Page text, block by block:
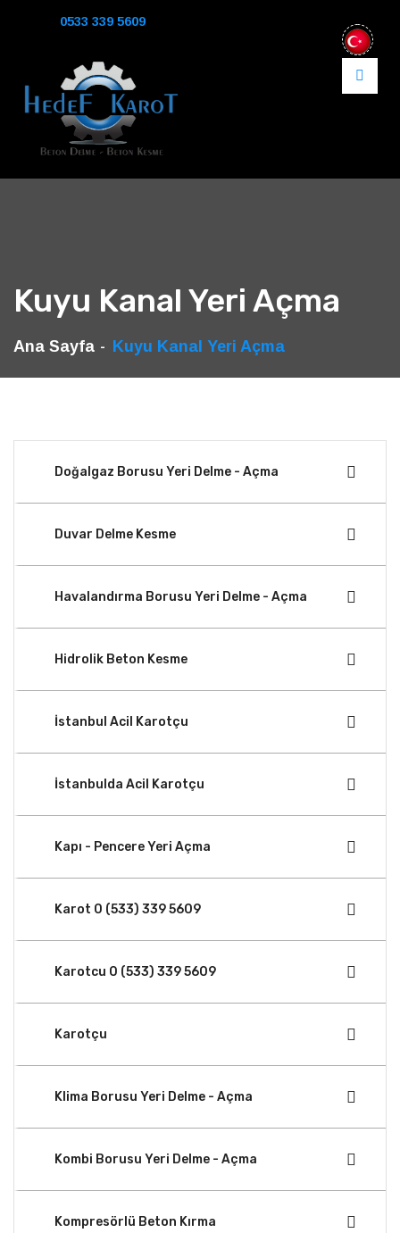
0533 339 5609
Kuyu Kanal Yeri Açma
Ana Sayfa Kuyu Kanal Yeri Açma
Doğalgaz Borusu Yeri Delme - Açma
Duvar Delme Kesme
Havalandırma Borusu Yeri Delme - Açma
Hidrolik Beton Kesme
İstanbul Acil Karotçu
İstanbulda Acil Karotçu
Kapı - Pencere Yeri Açma
Karot 0 (533) 339 5609
Karotcu 0 (533) 339 5609
Karotçu
Klima Borusu Yeri Delme - Açma
Kombi Borusu Yeri Delme - Açma
Kompresörlü Beton Kırma